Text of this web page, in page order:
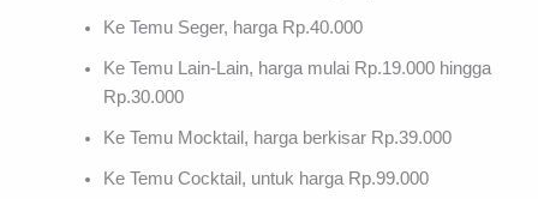
Ke Temu Seger, harga Rp.40.000
Ke Temu Lain-Lain, harga mulai Rp.19.000 hingga
Rp.30.000
Ke Temu Mocktail, harga berkisar Rp.39.000
Ke Temu Cocktail, untuk harga Rp.99.000